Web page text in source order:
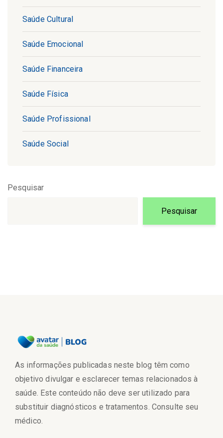
Saúde Cultural
Saúde Emocional
Saúde Financeira
Saúde Física
Saúde Profissional
Saúde Social
Pesquisar
Pesquisar
As informações publicadas neste blog têm como
objetivo divulgar e esclarecer temas relacionados à
saúde. Este conteúdo não deve ser utilizado para
substituir diagnósticos e tratamentos. Consulte seu
médico.